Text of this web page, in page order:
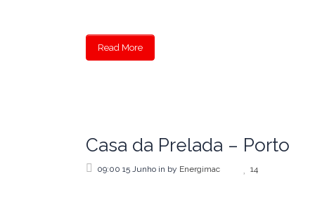
Read More
Casa da Prelada – Porto
09:00 15 Junho in by Energimac 14